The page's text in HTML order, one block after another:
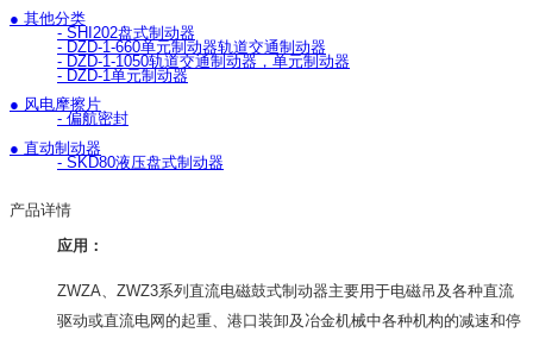
● 其他分类
- SHI202盘式制动器
- DZD-1-660单元制动器轨道交通制动器
- DZD-1-1050轨道交通制动器，单元制动器
- DZD-1单元制动器
● 风电摩擦片
- 偏航密封
● 直动制动器
- SKD80液压盘式制动器
产品详情
应用：
ZWZA、ZWZ3系列直流电磁鼓式制动器主要用于电磁吊及各种直流
驱动或直流电网的起重、港口装卸及冶金机械中各种机构的减速和停